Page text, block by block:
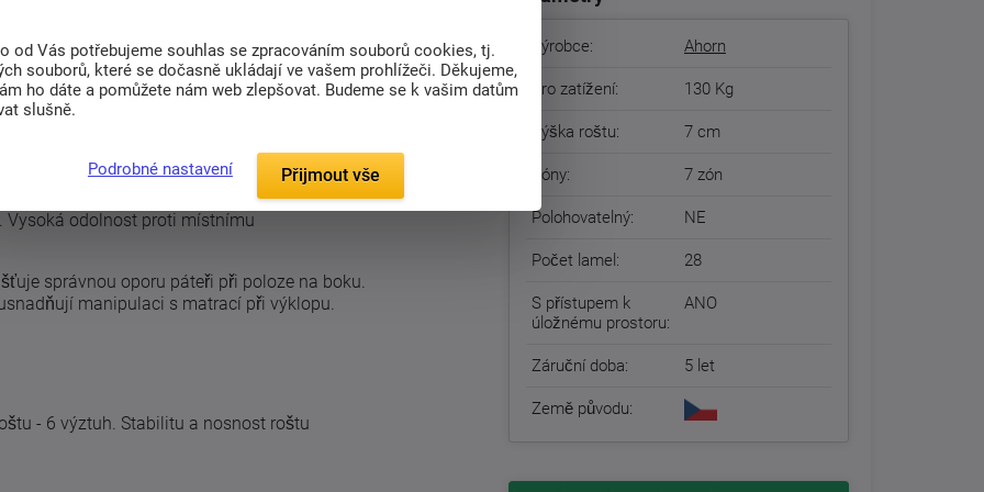
prostorem, snadný přístup v oblasti
váhy těla na matraci.
kaučukových duokapsách na kolíku
a zajišťují dvojité pružení (lamely i pouzdra)
Vysoká odolnost proti místnímu
správnou oporu páteři při poloze na boku.
manipulaci s matrací při výklopu.
- 6 výztuh. Stabilitu a nosnost roštu
Výrobce: Ahorn
Pro zatížení: 130 Kg
Výška roštu: 7 cm
Zóny: 7 zón
Polohovatelný: NE
Počet lamel: 28
S přístupem k
úložnému prostoru:
ANO
Záruční doba: 5 let
Země původu:
od Vás potřebujeme souhlas se zpracováním souborů cookies, tj.
souborů, které se dočasně ukládají ve vašem prohlížeči. Děkujeme,
ho dáte a pomůžete nám web zlepšovat. Budeme se k vašim datům
slušně.
Podrobné nastavení Přijmout vše